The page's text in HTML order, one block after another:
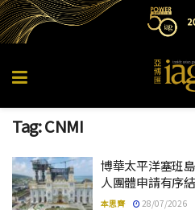
Tag:CNMI
博華太平洋塞班
人團體申請有序
本思齊 28/07/2026